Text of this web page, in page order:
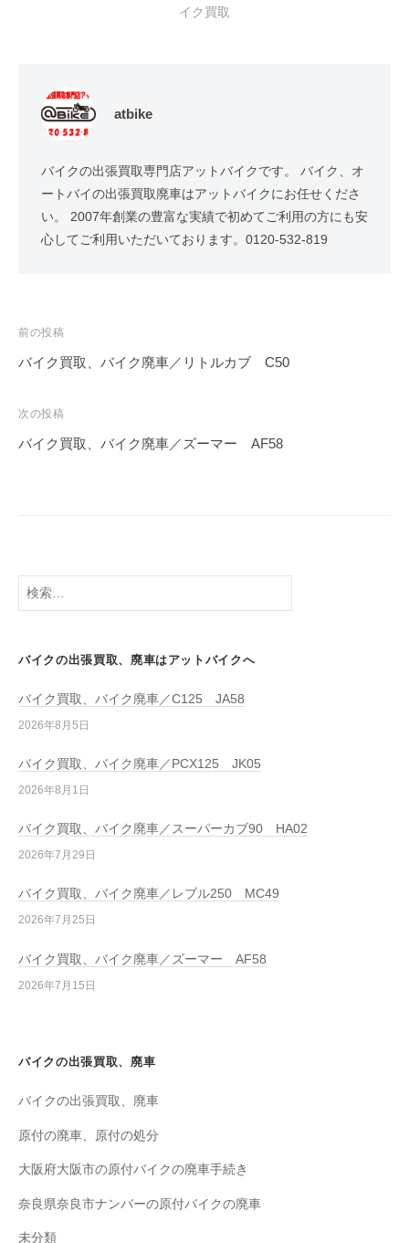
イク買取
atbike
バイクの出張買取専門店アットバイクです。 バイク、オ
ートバイの出張買取廃車はアットバイクにお任せくださ
い。 2007年創業の豊富な実績で初めてご利用の方にも安
心してご利用いただいております。0120-532-819
前の投稿
バイク買取、バイク廃車／リトルカブ C50
次の投稿
バイク買取、バイク廃車／ズーマー AF58
バイクの出張買取、廃車はアットバイクへ
バイク買取、バイク廃車／C125 JA58
2026年8月5日
バイク買取、バイク廃車／PCX125 JK05
2026年8月1日
バイク買取、バイク廃車／スーパーカブ90 HA02
2026年7月29日
バイク買取、バイク廃車／レブル250 MC49
2026年7月25日
バイク買取、バイク廃車／ズーマー AF58
2026年7月15日
バイクの出張買取、廃車
バイクの出張買取、廃車
原付の廃車、原付の処分
大阪府大阪市の原付バイクの廃車手続き
奈良県奈良市ナンバーの原付バイクの廃車
未分類